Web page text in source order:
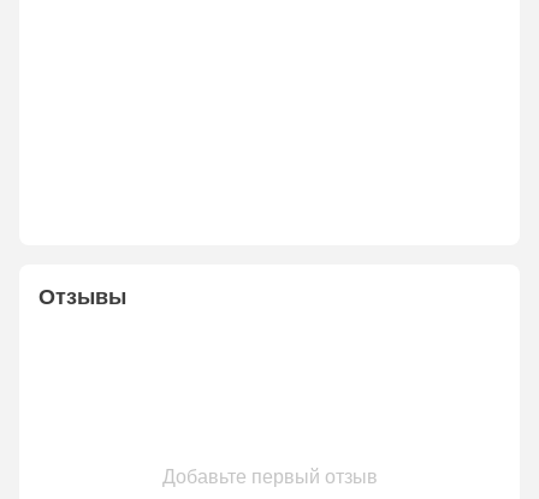
Отзывы
Добавьте первый отзыв